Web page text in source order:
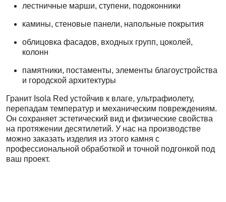
лестничные марши, ступени, подоконники
камины, стеновые панели, напольные покрытия
облицовка фасадов, входных групп, цоколей,
колонн
памятники, постаменты, элементы благоустройства
и городской архитектуры
Гранит Isola Red устойчив к влаге, ультрафиолету,
перепадам температур и механическим повреждениям.
Он сохраняет эстетический вид и физические свойства
на протяжении десятилетий. У нас на производстве
можно заказать изделия из этого камня с
профессиональной обработкой и точной подгонкой под
ваш проект.